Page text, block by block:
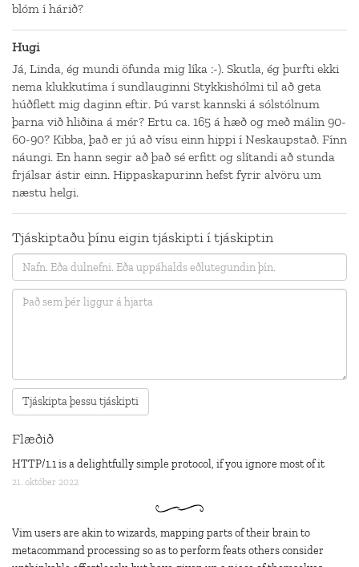
blóm í hárið?
Hugi
Já, Linda, ég mundi öfunda mig líka :-). Skutla, ég þurfti ekki
nema klukkutíma í sundlauginni Stykkishólmi til að geta
húðflett mig daginn eftir. Þú varst kannski á sólstólnum
þarna við hliðina á mér? Ertu ca. 165 á hæð og með málin 90-
60-90? Kibba, það er jú að vísu einn hippi í Neskaupstað. Fínn
náungi. En hann segir að það sé erfitt og slítandi að stunda
frjálsar ástir einn. Hippaskapurinn hefst fyrir alvöru um
næstu helgi.
Tjáskiptaðu þínu eigin tjáskipti í tjáskiptin
Flæðið
HTTP/1.1 is a delightfully simple protocol, if you ignore most of it
21. október 2022
Vim users are akin to wizards, mapping parts of their brain to
metacommand processing so as to perform feats others consider